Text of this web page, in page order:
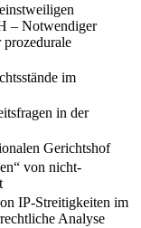
– Notwendiger
prozedurale
im
in der
Gerichtshof
von nicht-
IP-Streitigkeiten im
Analyse